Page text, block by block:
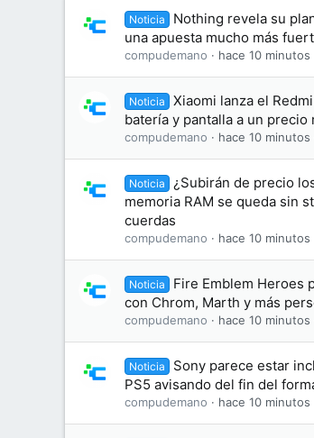
Noticia
Nothing revela su
una apuesta mucho más
compudemano hace 10 minutos
Noticia
Xiaomi lanza el
batería y pantalla a un precio
compudemano hace 10 minutos
Noticia
¿Subirán de precio
memoria RAM se queda sin
cuerdas
compudemano hace 10 minutos
Noticia
Fire Emblem Heroes
con Chrom, Marth y más
compudemano hace 10 minutos
Noticia
Sony parece estar
PS5 avisando del fin del
compudemano hace 10 minutos